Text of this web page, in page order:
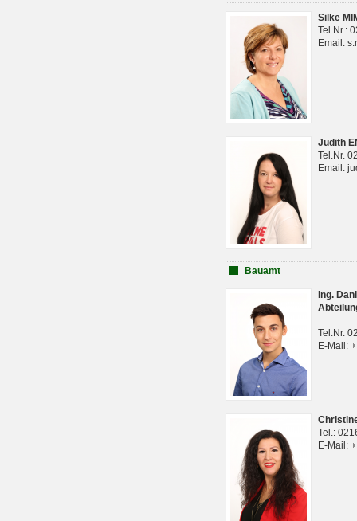
Silke
Tel.Nr.:
Email:
Judith
Tel.Nr.
Email:
Bauamt
Ing.
Tel.Nr.
E-Mail:
Tel.:
E-Mail: